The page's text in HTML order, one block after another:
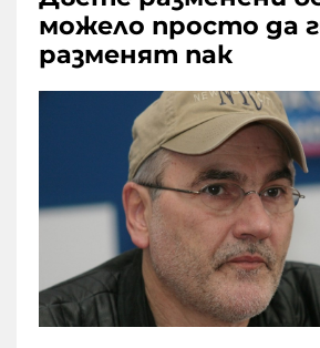
можело просто да
разменят пак